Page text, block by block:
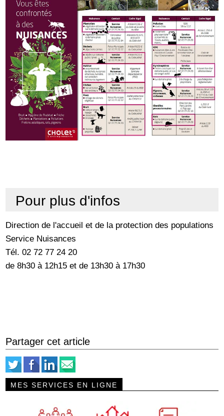
Pour plus d'infos
Direction de l'accueil et de la protection des populations
Service Nuisances
Tél. 02 72 77 24 20
de 8h30 à 12h15 et de 13h30 à 17h30
Partager cet article
MES SERVICES EN LIGNE